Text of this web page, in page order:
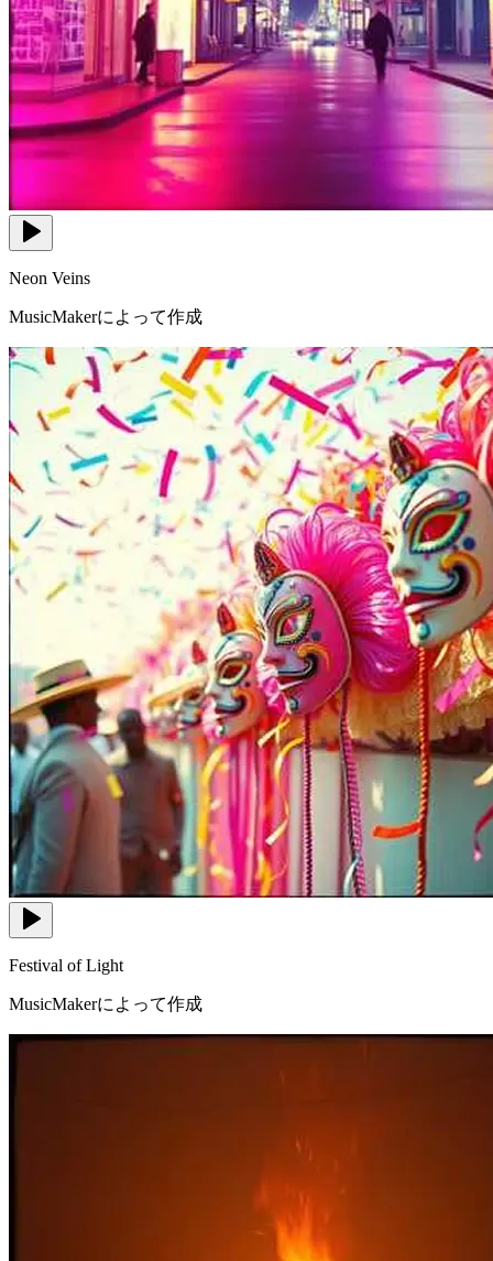
Neon Veins
MusicMakerによって作成
Festival of Light
MusicMakerによって作成